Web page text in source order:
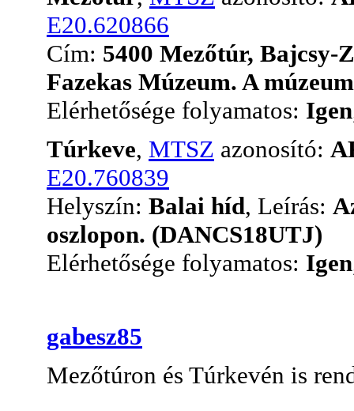
E20.620866
Cím: 5400 Mezőtúr, Bajcsy-
Fazekas Múzeum. A
Elérhetősége folyamatos: Igen
Túrkeve, MTSZ azonosító:
E20.760839
Helyszín: Balai híd, Leírás:
oszlopon. (DANCS18UTJ)
Elérhetősége folyamatos: Igen
gabesz85
Mezőtúron és Túrkevén is